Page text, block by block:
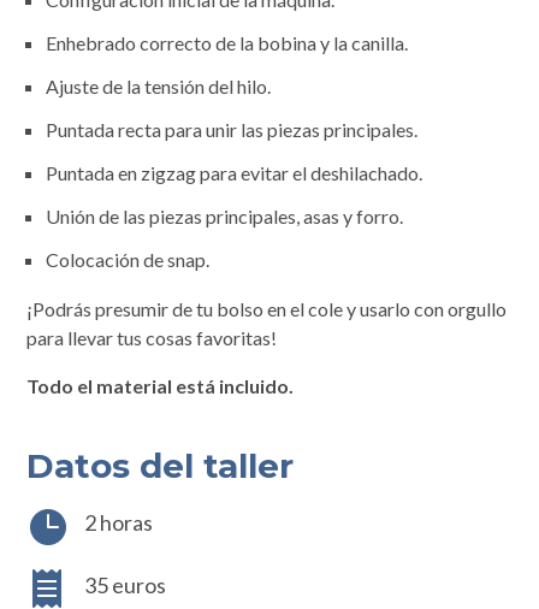
Enhebrado correcto de la bobina y la canilla.
Ajuste de la tensión del hilo.
Puntada recta para unir las piezas principales.
Puntada en zigzag para evitar el deshilachado.
Unión de las piezas principales, asas y forro.
Colocación de snap.
¡Podrás presumir de tu bolso en el cole y usarlo con orgullo
para llevar tus cosas favoritas!
Todo el material está incluido.
Datos del taller
 2 horas
 35 euros